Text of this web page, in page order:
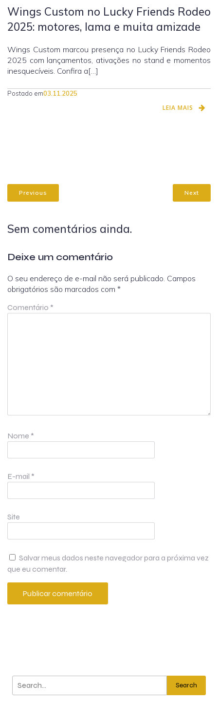
Wings Custom no Lucky Friends Rodeo
2025: motores, lama e muita amizade
Wings Custom marcou presença no Lucky Friends Rodeo
2025 com lançamentos, ativações no stand e momentos
inesquecíveis. Confira a[…]
Postado em03.11.2025
LEIA MAIS
Previous Next
Sem comentários ainda.
Deixe um comentário
O seu endereço de e-mail não será publicado. Campos
obrigatórios são marcados com *
Comentário *
Nome *
E-mail *
Site
Salvar meus dados neste navegador para a próxima vez
que eu comentar.
Search